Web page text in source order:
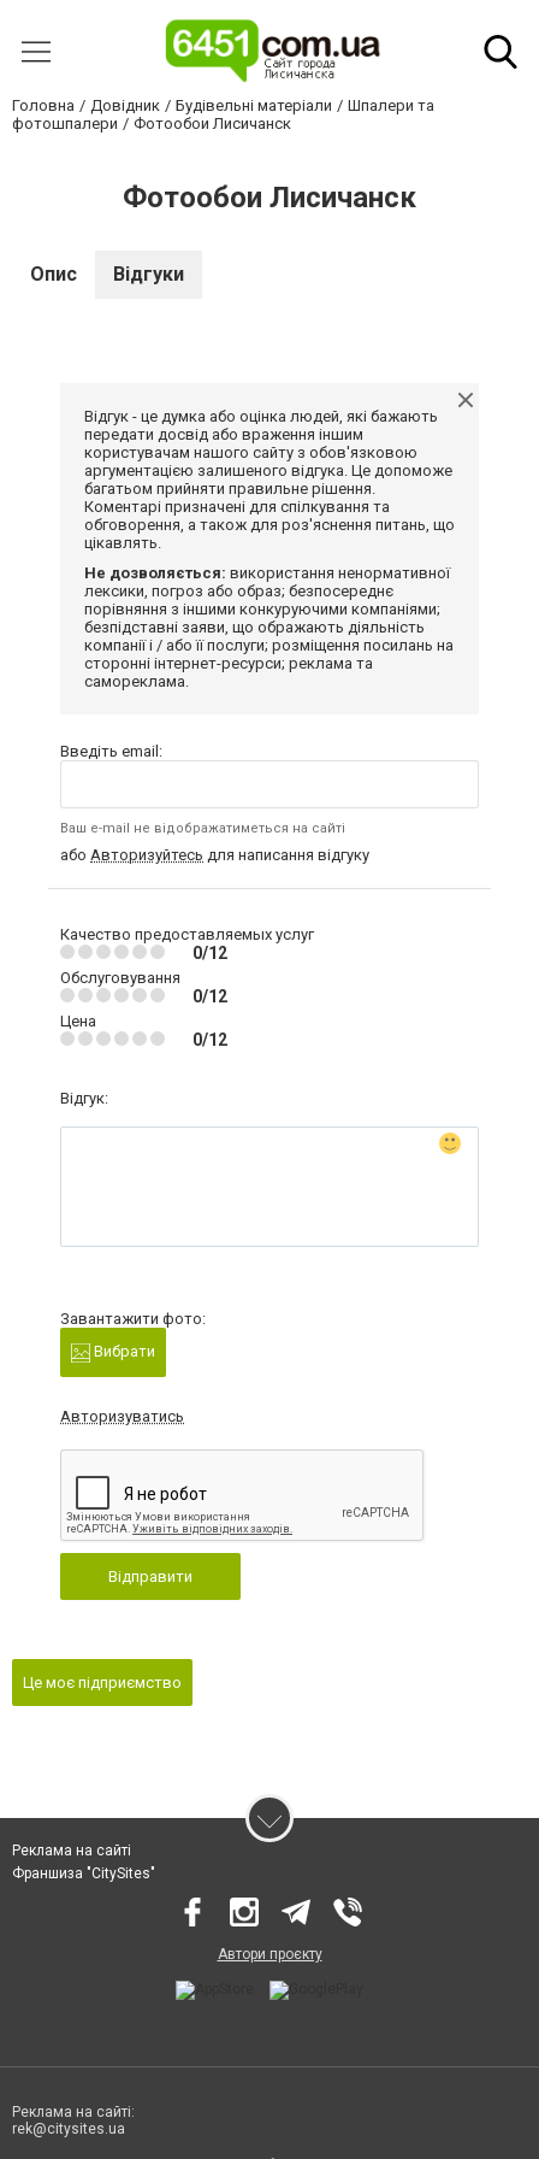
Головна Довідник Будівельні матеріали
Шпалери та
фотошпалери
Фотообои Лисичанск
Фотообои Лисичанск
Опис Відгуки
Відгук - це думка або оцінка людей, які бажають
передати досвід або враження іншим
користувачам нашого сайту з обов'язковою
аргументацією залишеного відгука. Це допоможе
багатьом прийняти правильне рішення.
Коментарі призначені для спілкування та
обговорення, а також для роз'яснення питань, що
цікавлять.
Не дозволяється: використання ненормативної
лексики, погроз або образ; безпосереднє
порівняння з іншими конкуруючими компаніями;
безпідставні заяви, що ображають діяльність
компанії і / або її послуги; розміщення посилань на
сторонні інтернет-ресурси; реклама та
самореклама.
Введіть email:
Ваш e-mail не відображатиметься на сайті
або Авторизуйтесь для написання відгуку
Качество предоставляемых услуг
0/12
Обслуговування
0/12
Цена
0/12
Відгук:
Завантажити фото:
Вибрати
Авторизуватись
Відправити
Це моє підприємство
Реклама на сайті
Франшиза "CitySites"
Автори проєкту
Реклама на сайті:
rek@citysites.ua